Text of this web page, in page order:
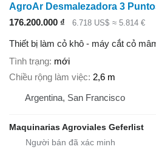
AgroAr Desmalezadora 3
176.200.000 ₫
6.718 US$ ≈ 5.814 €
Thiết bị làm cỏ khô - máy cắt cỏ
Tình trạng mới
Chiều rộng làm việc 2,6 m
Argentina, San Francisco
Maquinarias Agroviales Geferlist